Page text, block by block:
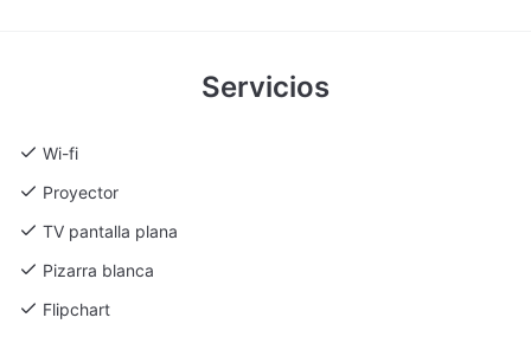
Servicios
Wi-fi
Proyector
TV pantalla plana
Pizarra blanca
Flipchart